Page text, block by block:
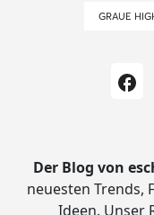
GRAUE
Der Blog von
neuesten Trends,
Ideen. Unser